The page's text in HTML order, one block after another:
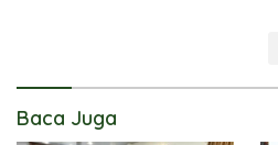
Baca Juga